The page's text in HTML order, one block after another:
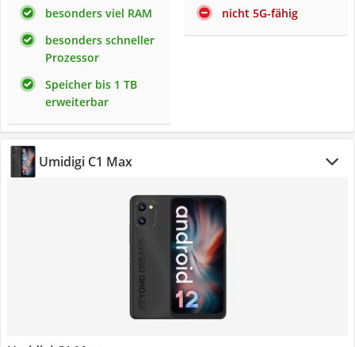
besonders viel RAM
besonders schneller
Prozessor
Speicher bis 1 TB
erweiterbar
nicht 5G-fähig
Umidigi C1 Max